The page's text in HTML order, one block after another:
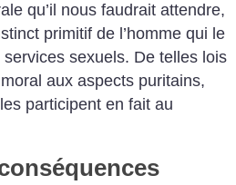
qu’il nous faudrait attendre,
primitif de l’homme qui le
sexuels. De telles lois
aux aspects puritains,
participent en fait au